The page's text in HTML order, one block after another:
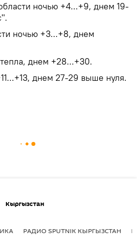
ночью +4...+9, днем 19-
ночью +3...+8, днем
днем +28...+30.
днем 27-29 выше нуля.
Кыргызстан
РАДИО SPUTNIK КЫРГЫЗСТАН